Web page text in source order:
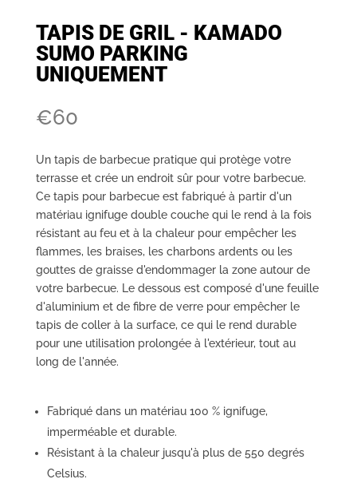
TAPIS DE GRIL - KAMADO
SUMO PARKING
UNIQUEMENT
€60
Un tapis de barbecue pratique qui protège votre
terrasse et crée un endroit sûr pour votre barbecue.
Ce tapis pour barbecue est fabriqué à partir d'un
matériau ignifuge double couche qui le rend à la fois
résistant au feu et à la chaleur pour empêcher les
flammes, les braises, les charbons ardents ou les
gouttes de graisse d'endommager la zone autour de
votre barbecue. Le dessous est composé d'une feuille
d'aluminium et de fibre de verre pour empêcher le
tapis de coller à la surface, ce qui le rend durable
pour une utilisation prolongée à l'extérieur, tout au
long de l'année.
Fabriqué dans un matériau 100 % ignifuge,
imperméable et durable.
Résistant à la chaleur jusqu'à plus de 550 degrés
Celsius.